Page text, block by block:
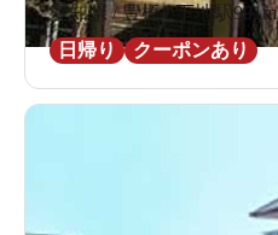
愛知県 / 豊橋 / 下地駅991m
日帰り
クーポンあり